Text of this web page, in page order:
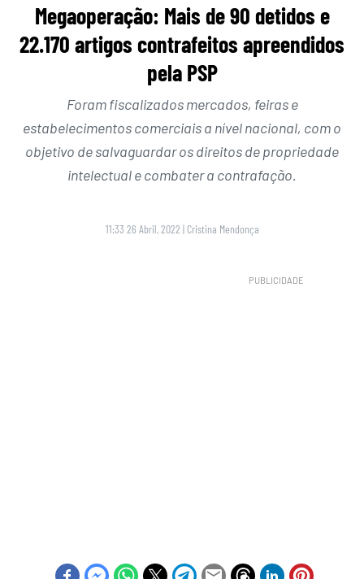
Megaoperação: Mais de 90 detidos e
22.170 artigos contrafeitos apreendidos
pela PSP
Foram fiscalizados mercados, feiras e
estabelecimentos comerciais a nível nacional, com o
objetivo de salvaguardar os direitos de propriedade
intelectual e combater a contrafação.
11:33 26 Abril, 2022 | Cristina Mendonça